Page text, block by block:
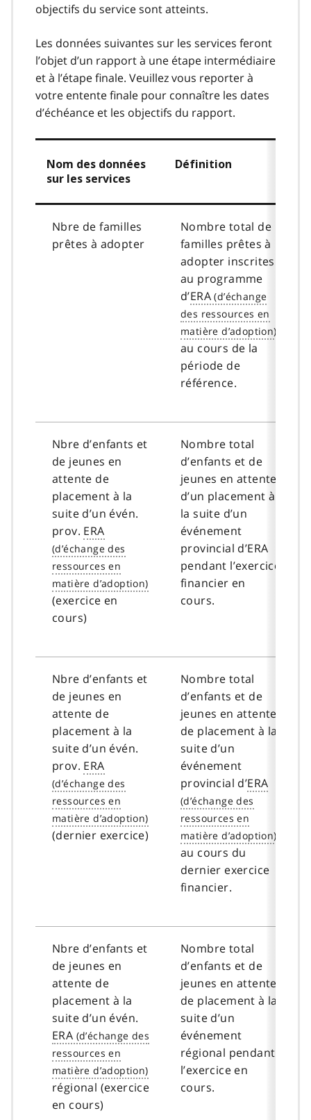
objectifs du service sont atteints.
Les données suivantes sur les services feront
l’objet d’un rapport à une étape intermédiaire
et à l’étape finale. Veuillez vous reporter à
votre entente finale pour connaître les dates
d’échéance et les objectifs du rapport.
Nom des données
sur les services
Définition
Nbre de familles
prêtes à adopter
Nombre total de
familles prêtes à
adopter inscrites
au programme
d’ERA
au cours de la
période de
référence.
Nbre d’enfants et
de jeunes en
attente de
placement à la
suite d’un évén.
prov. ERA
(exercice en
cours)
Nombre total
d’enfants et de
jeunes en attente
d’un placement à
la suite d’un
événement
provincial d’ERA
pendant l’exercice
financier en
cours.
Nbre d’enfants et
de jeunes en
attente de
placement à la
suite d’un évén.
prov. ERA
(dernier exercice)
Nombre total
d’enfants et de
jeunes en attente
de placement à la
suite d’un
événement
provincial d’ERA
au cours du
dernier exercice
financier.
Nbre d’enfants et
de jeunes en
attente de
placement à la
suite d’un évén.
ERA
régional (exercice
en cours)
Nombre total
d’enfants et de
jeunes en attente
de placement à la
suite d’un
événement
régional pendant
l’exercice en
cours.